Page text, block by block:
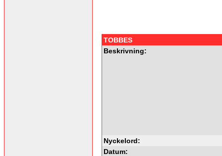
TOBBES
Beskrivning:
Nyckelord:
Datum: